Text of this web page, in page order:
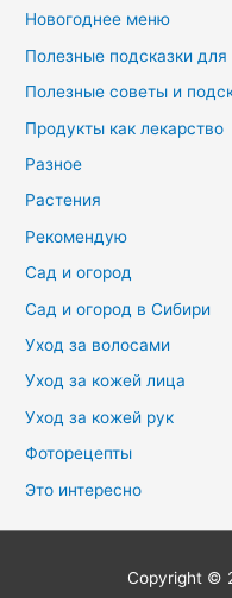
Новогоднее меню
Полезные подсказки для
Полезные советы и
Продукты как лекарство
Разное
Растения
Рекомендую
Сад и огород
Сад и огород в Сибири
Уход за волосами
Уход за кожей лица
Уход за кожей рук
Фоторецепты
Это интересно
Copyright ©